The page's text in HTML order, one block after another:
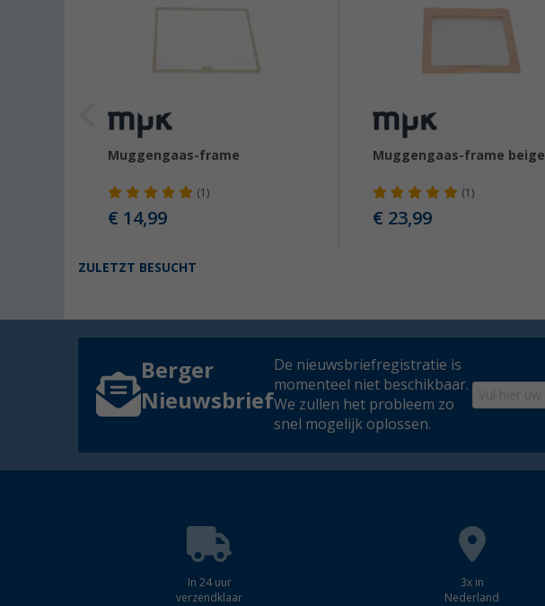
Muggengaas-frame
(1)
€ 14,99
Muggengaas-frame beige
(1)
€ 23,99
ZULETZT BESUCHT
Berger
Nieuwsbrief
De nieuwsbriefregistratie is
momenteel niet beschikbaar.
We zullen het probleem zo
snel mogelijk oplossen.
In 24 uur
verzendklaar
3x in
Nederland